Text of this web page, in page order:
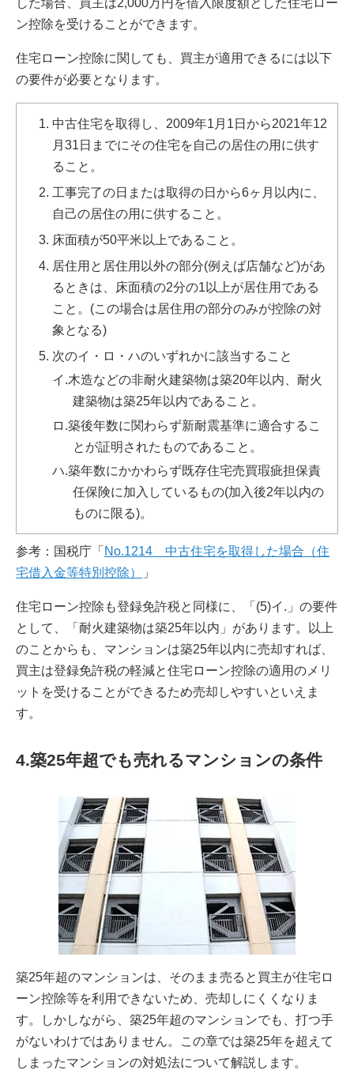
した場合、買主は2,000万円を借入限度額とした住宅ロー
ン控除を受けることができます。
住宅ローン控除に関しても、買主が適用できるには以下
の要件が必要となります。
中古住宅を取得し、2009年1月1日から2021年12
月31日までにその住宅を自己の居住の用に供す
ること。
工事完了の日または取得の日から6ヶ月以内に、
自己の居住の用に供すること。
床面積が50平米以上であること。
居住用と居住用以外の部分(例えば店舗など)があ
るときは、床面積の2分の1以上が居住用である
こと。(この場合は居住用の部分のみが控除の対
象となる)
次のイ・ロ・ハのいずれかに該当すること
イ.木造などの非耐火建築物は築20年以内、耐火
建築物は築25年以内であること。
ロ.築後年数に関わらず新耐震基準に適合するこ
とが証明されたものであること。
ハ.築年数にかかわらず既存住宅売買瑕疵担保責
任保険に加入しているもの(加入後2年以内の
ものに限る)。
参考：国税庁「 No.1214 中古住宅を取得した場合（住
宅借入金等特別控除）
」
住宅ローン控除も登録免許税と同様に、「(5)イ.」の要件
として、「耐火建築物は築25年以内」があります。以上
のことからも、マンションは築25年以内に売却すれば、
買主は登録免許税の軽減と住宅ローン控除の適用のメリ
ットを受けることができるため売却しやすいといえま
す。
4.築25年超でも売れるマンションの条件
築25年超のマンションは、そのまま売ると買主が住宅ロ
ーン控除等を利用できないため、売却しにくくなりま
す。しかしながら、築25年超のマンションでも、打つ手
がないわけではありません。この章では築25年を超えて
しまったマンションの対処法について解説します。